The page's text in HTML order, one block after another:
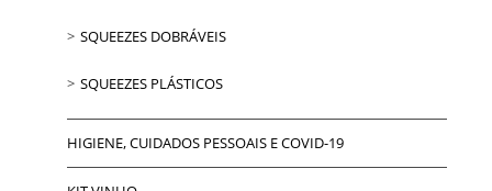
SQUEEZES DOBRÁVEIS
SQUEEZES PLÁSTICOS
HIGIENE, CUIDADOS PESSOAIS E COVID-19